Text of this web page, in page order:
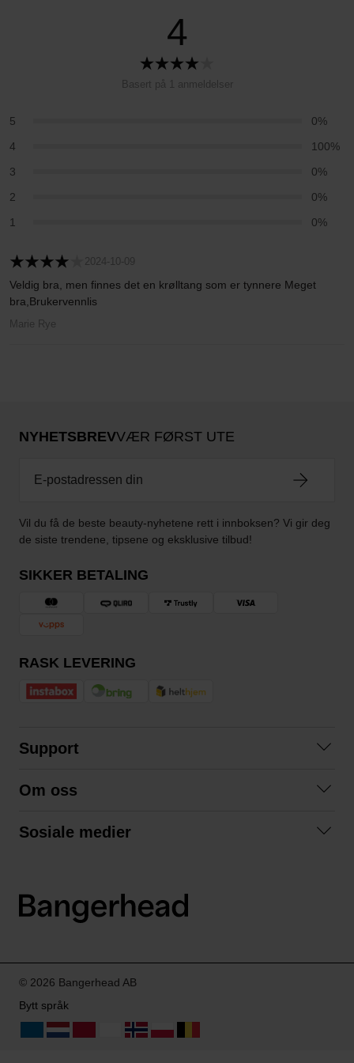
4
Basert på 1 anmeldelser
5
0%
4
100%
3
0%
2
0%
1
0%
2024-10-09
Veldig bra, men finnes det en krølltang som er tynnere Meget
bra,Brukervennlis
Marie Rye
NYHETSBREVVÆR FØRST UTE
Vil du få de beste beauty-nyhetene rett i innboksen? Vi gir deg
de siste trendene, tipsene og eksklusive tilbud!
SIKKER BETALING
RASK LEVERING
Support
Kjøpsvilkår
Om oss
Sosiale medier
LinkedIn
© 2026 Bangerhead AB
Bytt språk